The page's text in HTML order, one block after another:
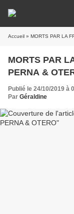
Accueil » MORTS PAR LA
MORTS PAR
PERNA &
Publié le 24/10/2019 à
Par Géraldine